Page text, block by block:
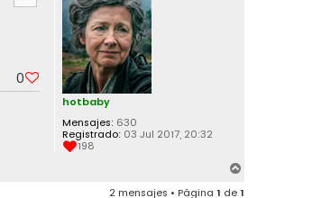
hotbaby
Mensajes: 630
Registrado: 03 Jul 2017, 20:32
198
0
2 mensajes • Página 1 de1